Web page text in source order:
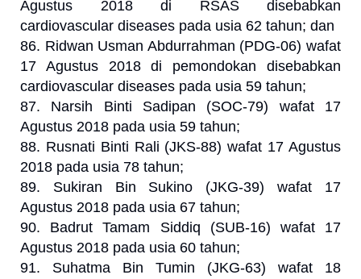
Agustus 2018 di RSAS disebabkan
cardiovascular diseases pada usia 62 tahun; dan
86. Ridwan Usman Abdurrahman (PDG-06) wafat
17 Agustus 2018 di pemondokan disebabkan
cardiovascular diseases pada usia 59 tahun;
87. Narsih Binti Sadipan (SOC-79) wafat 17
Agustus 2018 pada usia 59 tahun;
88. Rusnati Binti Rali (JKS-88) wafat 17 Agustus
2018 pada usia 78 tahun;
89. Sukiran Bin Sukino (JKG-39) wafat 17
Agustus 2018 pada usia 67 tahun;
90. Badrut Tamam Siddiq (SUB-16) wafat 17
Agustus 2018 pada usia 60 tahun;
91. Suhatma Bin Tumin (JKG-63) wafat 18